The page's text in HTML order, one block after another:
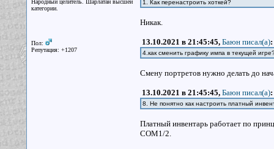
Народный целитель. Шарлатан высшей
категории.
Пол:
Репутация: +1207
1. Как перенастроить хоткей?
Никак.
13.10.2021 в 21:45:45, Баюн писал(a):
4.как сменить графику импа в текущей
Смену портретов нужно делать до
13.10.2021 в 21:45:45, Баюн писал(a):
8. Не понятно как настроить платный
Платный инвентарь работает по
COM1/2.